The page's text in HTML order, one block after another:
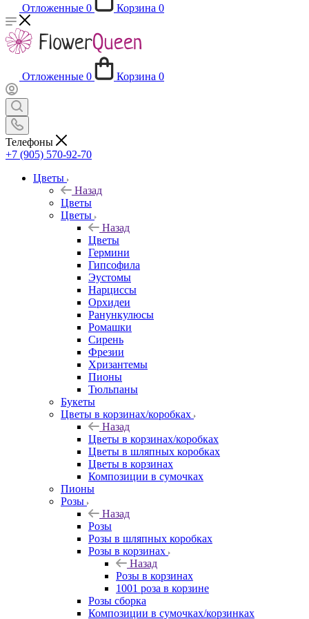
Отложенные 0 Корзина 0
Отложенные 0 Корзина 0
Телефоны
+7 (905) 570-92-70
Цветы
Назад
Цветы
Цветы
Назад
Цветы
Гермини
Гипсофила
Эустомы
Нарциссы
Орхидеи
Ранункулюсы
Ромашки
Сирень
Фрезии
Хризантемы
Пионы
Тюльпаны
Букеты
Цветы в корзинах/коробках
Назад
Цветы в корзинах/коробках
Цветы в шляпных коробках
Цветы в корзинах
Композиции в сумочках
Пионы
Розы
Назад
Розы
Розы в шляпных коробках
Розы в корзинах
Назад
Розы в корзинах
1001 роза в корзине
Розы сборка
Композиции в сумочках/корзинках